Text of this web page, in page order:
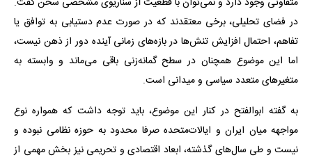
در فضای تحلیلی، برخی معتقدند که در صورت عدم دستیابی به توافق یا
تفاهم، احتمال افزایش تنش‌ها در بازه‌های زمانی آینده دور از ذهن نیست،
اما این موضوع همچنان در سطح گمانه‌زنی باقی می‌ماند و وابسته به
متغیرهای متعدد سیاسی و میدانی است.
به گفته ابوالفتح در کنار این موضوع، باید توجه داشت که همواره نوع
مواجهه میان ایران و ایالات‌متحده صرفا محدود به حوزه نظامی نبوده و
نیست و طی سال‌های گذشته، ابعاد اقتصادی و تحریمی نیز بخش مهمی از